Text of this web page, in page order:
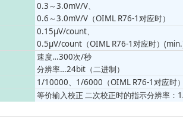
0.3～3.0mV/V、
0.6～3.0mV/V（OIML R76-1对应时）
0.15μV/count、
0.5μV/count（OIML R76-1对应时）
速度…300次/秒
分辨率…24bit（二进制）
1/10000、1/6000（OIML R76-1对应时
等价输入校正 二次校正时的指示分辨率